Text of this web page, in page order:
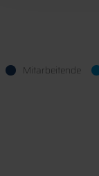
Mitarbeitende